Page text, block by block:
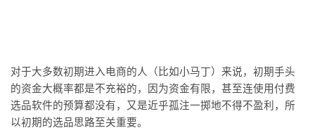
对于大多数初期进入电商的人（比如小马丁）来说，初期手头
的资金大概率都是不充裕的，因为资金有限，甚至连使用付费
选品软件的预算都没有，又是近乎孤注一掷地不得不盈利，所
以初期的选品思路至关重要。